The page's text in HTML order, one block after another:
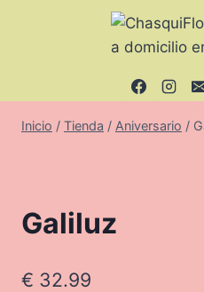
Inicio / Tienda / Aniversario /
Galiluz
€ 32.99